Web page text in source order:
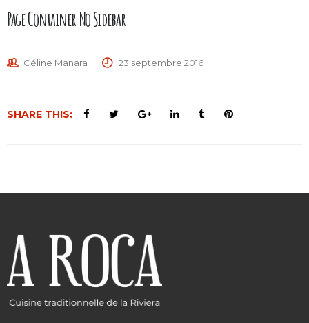
Page Container No Sidebar
Céline Manara 23 septembre 2016
SHARE THIS: